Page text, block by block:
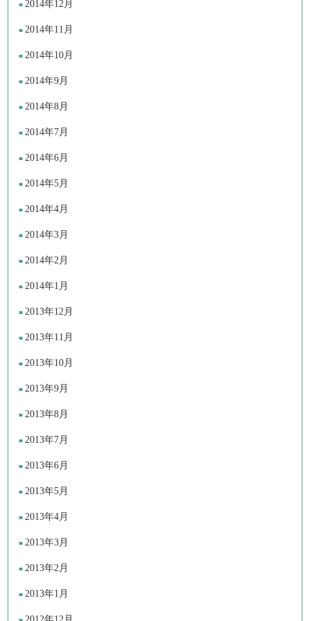
2014年12月
2014年11月
2014年10月
2014年9月
2014年8月
2014年7月
2014年6月
2014年5月
2014年4月
2014年3月
2014年2月
2014年1月
2013年12月
2013年11月
2013年10月
2013年9月
2013年8月
2013年7月
2013年6月
2013年5月
2013年4月
2013年3月
2013年2月
2013年1月